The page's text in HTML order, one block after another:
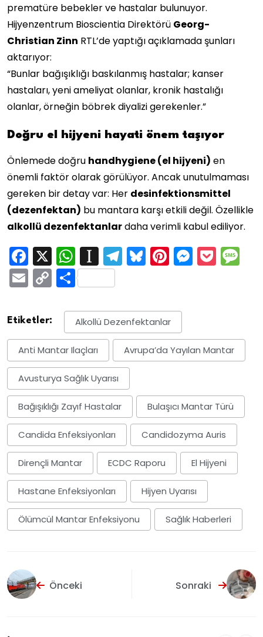
prematüre bebekler ve hastalar bulunuyor.
Hijyenzentrum Bioscientia Direktörü Georg-
Christian Zinn RTL’de yaptığı açıklamada şunları
aktarıyor:
“Bunlar bağışıklığı baskılanmış hastalar; kanser
hastaları, yeni ameliyat olanlar, kronik hastalığı
olanlar, örneğin böbrek diyalizi gerekenler.”
Doğru el hijyeni hayati önem taşıyor
Önlemede doğru handhygiene (el hijyeni) en
önemli faktör olarak görülüyor. Ancak unutulmaması
gereken bir detay var: Her desinfektionsmittel
(dezenfektan) bu mantara karşı etkili değil. Özellikle
alkollü dezenfektanlardaha verimli kabul ediliyor.
Facebook
X WhatsApp
Instapaper
Telegram
Bluesky
Pinterest
EmailCopy
Link
Share
Etiketler: Alkollü Dezenfektanlar
Anti Mantar Ilaçları Avrupa’da Yayılan Mantar
Avusturya Sağlık Uyarısı
Bağışıklığı Zayıf Hastalar Bulaşıcı Mantar Türü
Candida Enfeksiyonları Candidozyma Auris
Dirençli Mantar ECDC Raporu El Hijyeni
Hastane Enfeksiyonları Hijyen Uyarısı
Ölümcül Mantar Enfeksiyonu Sağlık Haberleri
Önceki Sonraki